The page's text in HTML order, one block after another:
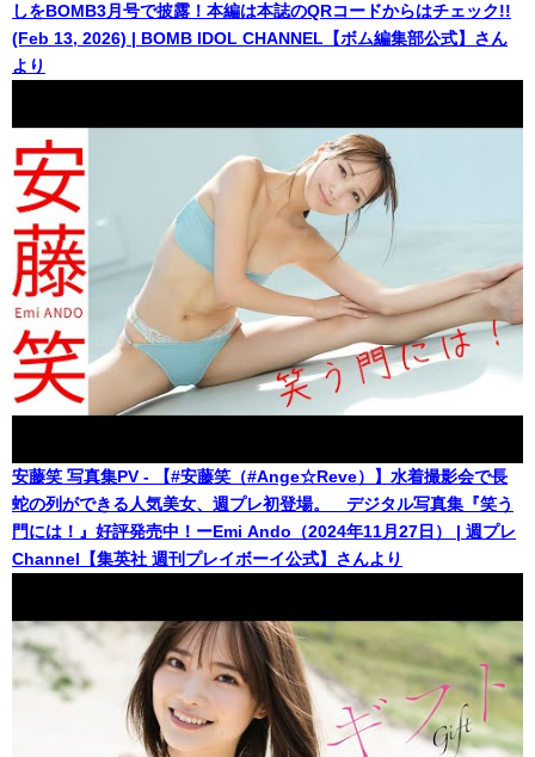
しをBOMB3月号で披露！本編は本誌のQRコードからはチェック!!
(Feb 13, 2026) | BOMB IDOL CHANNEL【ボム編集部公式】さん
より
安藤笑 写真集PV - 【#安藤笑（#Ange☆Reve）】水着撮影会で長
蛇の列ができる人気美女、週プレ初登場。 デジタル写真集『笑う
門には！』好評発売中！ーEmi Ando（2024年11月27日） | 週プレ
Channel【集英社 週刊プレイボーイ公式】さんより